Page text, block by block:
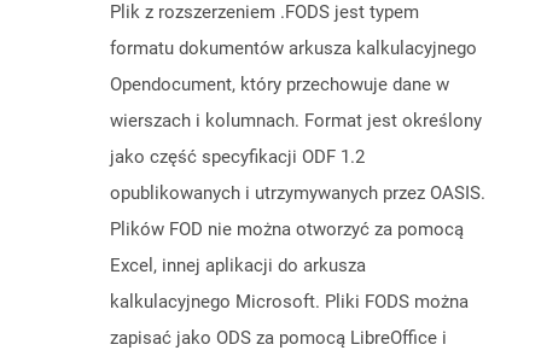
Plik z rozszerzeniem .FODS jest typem
formatu dokumentów arkusza kalkulacyjnego
Opendocument, który przechowuje dane w
wierszach i kolumnach. Format jest określony
jako część specyfikacji ODF 1.2
opublikowanych i utrzymywanych przez OASIS.
Plików FOD nie można otworzyć za pomocą
Excel, innej aplikacji do arkusza
kalkulacyjnego Microsoft. Pliki FODS można
zapisać jako ODS za pomocą LibreOffice i